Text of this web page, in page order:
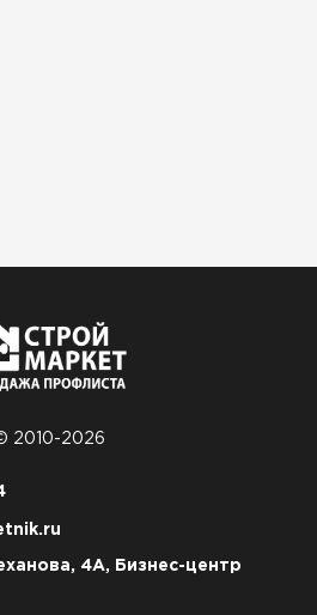
2010-2026
4А, Бизнес-центр